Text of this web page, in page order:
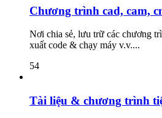
Chương trình cad, cam,
Nơi chia sẻ, lưu trữ các chương
xuất code & chạy máy v.v....
54
Tài liệu & chương trình